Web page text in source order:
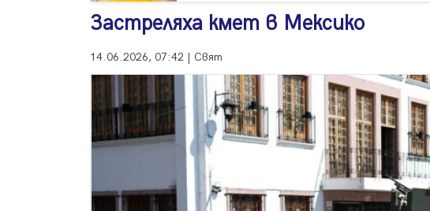
Застреляха кмет в Мексико
14.06.2026, 07:42 | Свят